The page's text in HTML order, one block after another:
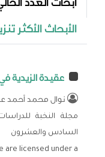
السادس عشر
الإصدار الرابع -
السابع عشر
الإصدار الرابع -
التاسع عشر
أبحاث العدد
الأبحاث الأكثر
عقيدة الزيدية
نوال محمد أحمد
مجلة النخبة
السادس والعشرون
are licensed under a